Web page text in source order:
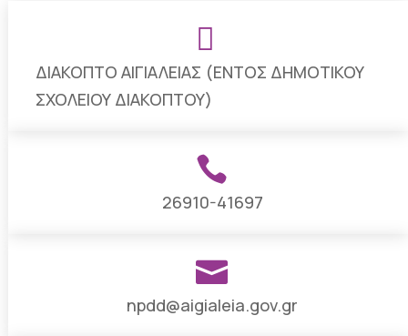

ΔΙΑΚΟΠΤΟ ΑΙΓΙΑΛΕΙΑΣ (ΕΝΤΟΣ ΔΗΜΟΤΙΚΟΥ
ΣΧΟΛΕΙΟΥ ΔΙΑΚΟΠΤΟΥ)

26910-41697

npdd@aigialeia.gov.gr